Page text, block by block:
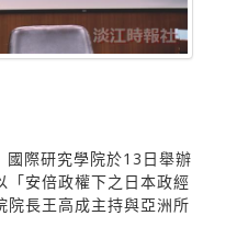
國際研究學院於13日舉辦
「安倍政權下之日本政經
院長王高成主持與亞洲所